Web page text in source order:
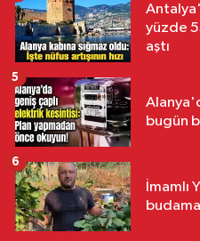
yüzde
aştı
bugün
5
İmamlı
6